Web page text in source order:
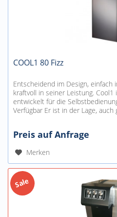
COOL1 80 Fizz
Entscheidend im Design, einfach
kraftvoll in seiner Leistung.
entwickelt für die
Verfügbar Er ist in der Lage, auch
Preis auf Anfrage
Merken
Sale